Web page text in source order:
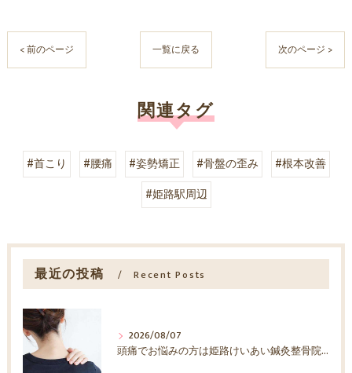
< 前のページ 一覧に戻る 次のページ >
関連タグ
#首こり #腰痛 #姿勢矯正 #骨盤の歪み
#根本改善
#姫路駅周辺
最近の投稿 Recent Posts
2026/08/07
頭痛でお悩みの方は姫路けいあい鍼灸整骨院へ！